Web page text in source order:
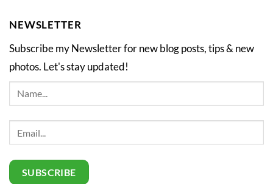
NEWSLETTER
Subscribe my Newsletter for new blog posts, tips & new
photos. Let's stay updated!